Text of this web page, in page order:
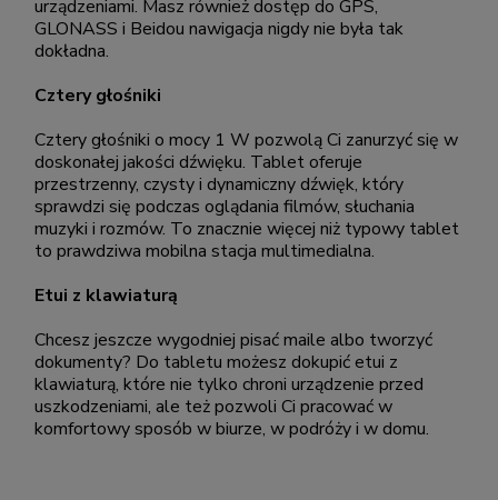
urządzeniami. Masz również dostęp do GPS,
GLONASS i Beidou nawigacja nigdy nie była tak
dokładna.
Cztery głośniki
Cztery głośniki o mocy 1 W pozwolą Ci zanurzyć się w
doskonałej jakości dźwięku. Tablet oferuje
przestrzenny, czysty i dynamiczny dźwięk, który
sprawdzi się podczas oglądania filmów, słuchania
muzyki i rozmów. To znacznie więcej niż typowy tablet
to prawdziwa mobilna stacja multimedialna.
Etui z klawiaturą
Chcesz jeszcze wygodniej pisać maile albo tworzyć
dokumenty? Do tabletu możesz dokupić etui z
klawiaturą, które nie tylko chroni urządzenie przed
uszkodzeniami, ale też pozwoli Ci pracować w
komfortowy sposób w biurze, w podróży i w domu.